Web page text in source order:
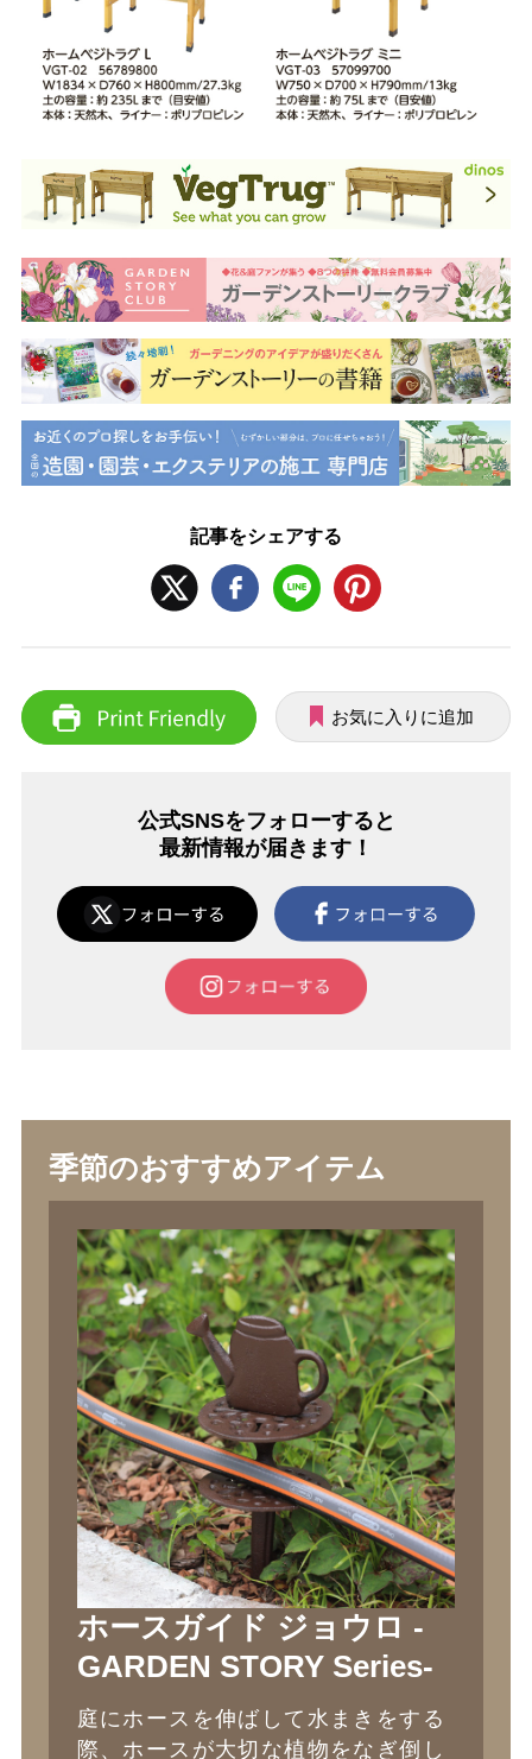
記事をシェアする
お気に入りに追加
公式SNSをフォローすると
最新情報が届きます！
季節のおすすめアイテム
ホースガイド ジョウロ -
GARDEN STORY Series-
庭にホースを伸ばして水まきをする
際、ホースが大切な植物をなぎ倒し